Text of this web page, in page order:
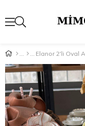
Elanor 2'li Oval